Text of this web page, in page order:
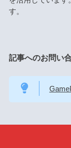
す。
記事へのお問い